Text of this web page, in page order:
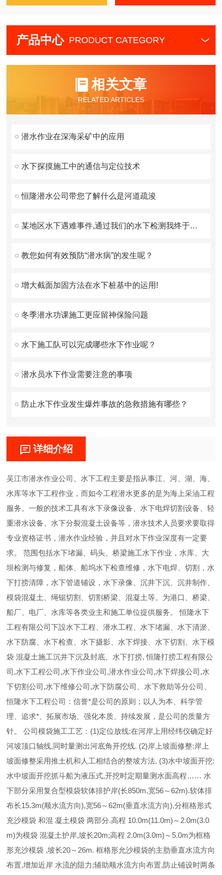
产品中心 PRODUCT CATEGORY
相关文章
RELATED ARTICLES
潜水作业在深海采矿中的应用
水下探摸施工中的通信与定位技术
恒隆潜水公司带您了解什么是河道疏浚
某地区水下遇难事件,通过我们的水下检测我终于找到你了！
教您如何有效预防“潜水病”的发生呢？
增大截面加固方法在水下桩基中的运用!
冬季潜水功课施工更应留神保险问题
水下施工队可以完成哪些水下作业呢？
潜水员水下作业需要注意的事项
防止水下作业发生爆炸事故的急救措施有哪些？
详细介绍
吴江市潜水作业公司、水下工程主要是指从事江、河、湖、海、
水库等水下工程作业，而如今工程潜水更多的是为海上采油工程
服务。一般的技术工具有水下录像设备、水下电焊切割设备、轻
重潜水设备、水下分裂混凝土设备等，潜水技术人员要求要取得
专业资格证书，潜水作业经验，并且对水下作业深度有一定要
求。 范围包括水下堵漏、码头、桥梁施工水下作业，水库、大
坝检测与修复，船体、船坞水下检查维修，水下电焊、切割，水
下打捞清障，水下管道铺设，水下录像、沉井下沉、沉井制作、
模袋混凝土、绳锯切割、切割桥梁、混凝土等。为港口、桥梁、
船厂、电厂、水库等各类业主和施工单位提供服务。 恒隆水下
工程有限公司下設水下工程、潜水工程、水下堵漏、水下清淤、
水下防腐、水下检查、水下摄影、水下焊接、水下切割、水下模
袋 混凝土施工沉井下沉及封底、水下打捞, 恒隆打捞工程有限公
司,水下工程公司,水下作业公司,潜水作业公司,水下焊接公司,水
下切割公司,水下维修公司,水下防腐公司、水下救助等分公司、
恒隆水下工程公司：信誉*是公司的原则；以人为本、科学管
理、追求*、拓展市场、强化本质、持续发展，是公司的质量方
针。 公司模袋施工工艺：(1)定位放线:在河岸上用经纬仪确定好
河坡顶口轴线,同时量测出河底角开挖线. (2)岸上坡面修整:岸上
坡面修整采用推土机和人工相结合的整坡方法. (3)水中坡面开挖:
水中坡面开挖抓斗船为液压式,开挖时定期量测水面高程…… 水
下部分采用复合型模袋软体排护岸(长850m,宽56～62m).软体排
布长15.3m(顺水流方向),宽56～62m(垂直水流方向),分框格形式
充沙模袋 和混 凝土模袋 两部分.高程 10.0m(11.0m)～2.0m(3.0
m)为模袋 混凝土护岸,坡长20m;高程 2.0m(3.0m)～5.0m为框格
形充沙模袋 ,坡长20～26m. 框格形允沙模袋的主肋垂直水流方向
布置,增加近岸 水流的阻力;辅助顺水流方向布置,防止铺设时两条